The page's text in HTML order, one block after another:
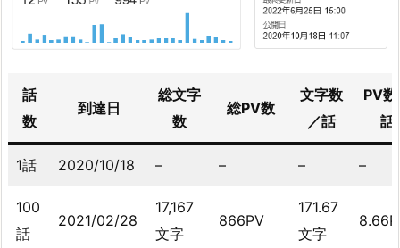
話
数
到達日
総文字
数
総PV数
文字数
／話
PV
話
1話 2020/10/18 – – – –
100
話
2021/02/28
17,167
文字
866PV
171.67
文字